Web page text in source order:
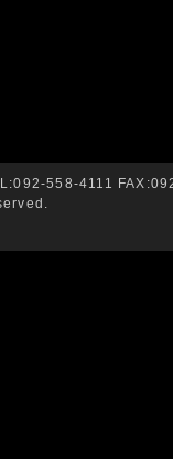
558-4111